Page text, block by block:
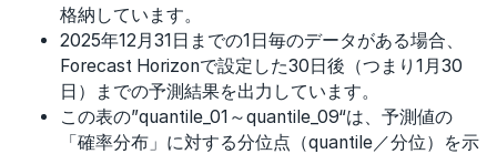
格納しています。
2025年12月31日までの1日毎のデータがある場合、
Forecast Horizonで設定した30日後（つまり1月30
日）までの予測結果を出力しています。
この表の”quantile_01～quantile_09“は、予測値の
「確率分布」に対する分位点（quantile／分位）を示